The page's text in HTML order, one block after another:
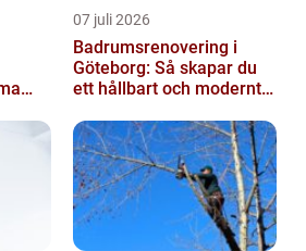
07 juli 2026
Badrumsrenovering i
Göteborg: Så skapar du
ett hållbart och modernt